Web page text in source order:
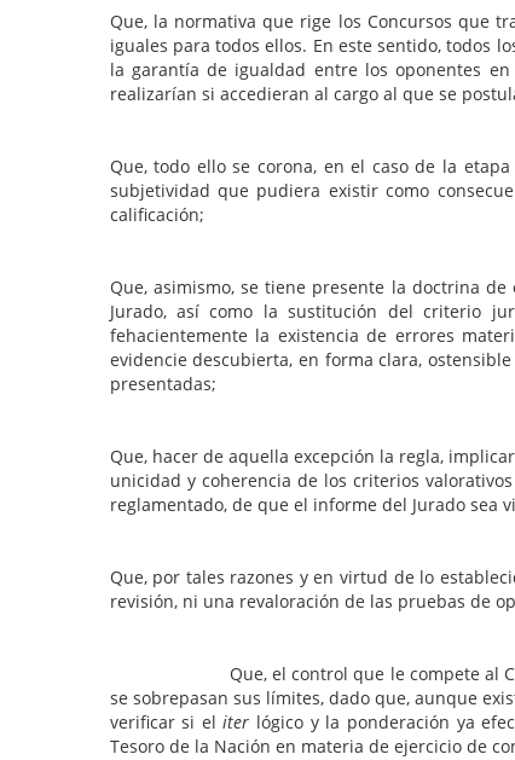
Que, la normativa que rige los Concursos que
iguales para todos ellos. En este sentido, todos
la garantía de igualdad entre los oponentes
realizarían si accedieran al cargo al que se
Que, todo ello se corona, en el caso de la
subjetividad que pudiera existir como
calificación;
Que, asimismo, se tiene presente la doctrina
Jurado, así como la sustitución del criterio
fehacientemente la existencia de errores
evidencie descubierta, en forma clara,
presentadas;
Que, hacer de aquella excepción la regla,
unicidad y coherencia de los criterios
reglamentado, de que el informe del Jurado sea
Que, por tales razones y en virtud de lo
revisión, ni una revaloración de las pruebas de
Que, el control que le compete al Consejo
se sobrepasan sus límites, dado que, aunque
verificar si eliter lógico y la ponderación ya
Tesoro de la Nación en materia de ejercicio de